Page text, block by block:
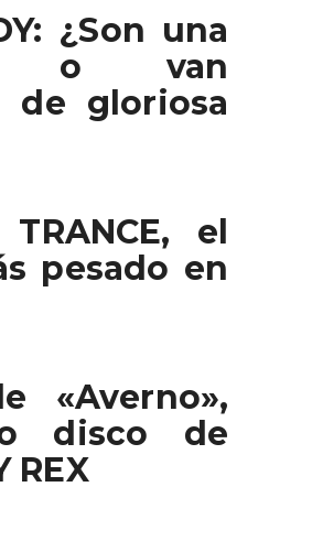
¿Son una
o van
de gloriosa
el
pesado en
«Averno»,
disco de
REX